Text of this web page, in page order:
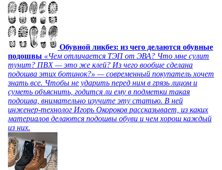
Обувной ликбез: из чего делаются обувные
подошвы «Чем отличается ТЭП от ЭВА? Что мне сулит
тунит? ПВХ — это же клей? Из чего вообще сделана
подошва этих ботинок?» — современный покупатель хочет
знать все. Чтобы не ударить перед ним в грязь лицом и
суметь объяснить, годится ли ему в подметки такая
подошва, внимательно изучите эту статью. В ней
инженер-технолог Игорь Окороков рассказывает, из каких
материалов делаются подошвы обуви и чем хорош каждый
из них.